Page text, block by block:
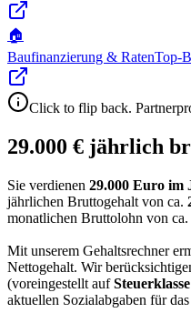
🏠
Baufinanzierung & RatenTop-
Click to flip back.
29.000 € jährlich
Sie verdienen 29.000 Euro im
jährlichen Bruttogehalt von ca.
monatlichen Bruttolohn von ca.
Mit unserem Gehaltsrechner
Nettogehalt. Wir
(voreingestellt aufSteuerklasse
aktuellen Sozialabgaben für